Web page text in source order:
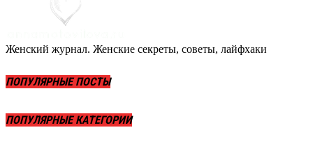
Женский журнал. Женские секреты, советы, лайфхаки
ПОПУЛЯРНЫЕ ПОСТЫ
ПОПУЛЯРНЫЕ КАТЕГОРИИ